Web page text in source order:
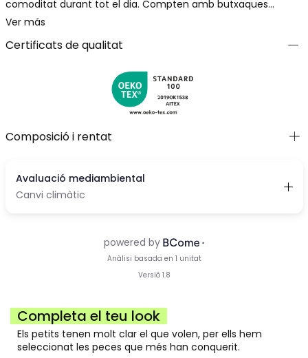
comoditat durant tot el dia. Compten amb butxaques
laterals funcionals i una cintura ajustable. El disseny llis i
neutral les fa ideals per combinar amb samarretes de colors
vius o dessuadores. Disponibles en talles des de 12 mesos fins
a 10 anys, ofereixen una opció versàtil per als més petits. Una
assegurant estil i frescor.
Ver más
Certificats de qualitat
Composició i rentat
Completa el teu look
Els petits tenen molt clar el que volen, per ells hem
seleccionat les peces que més han conquerit.